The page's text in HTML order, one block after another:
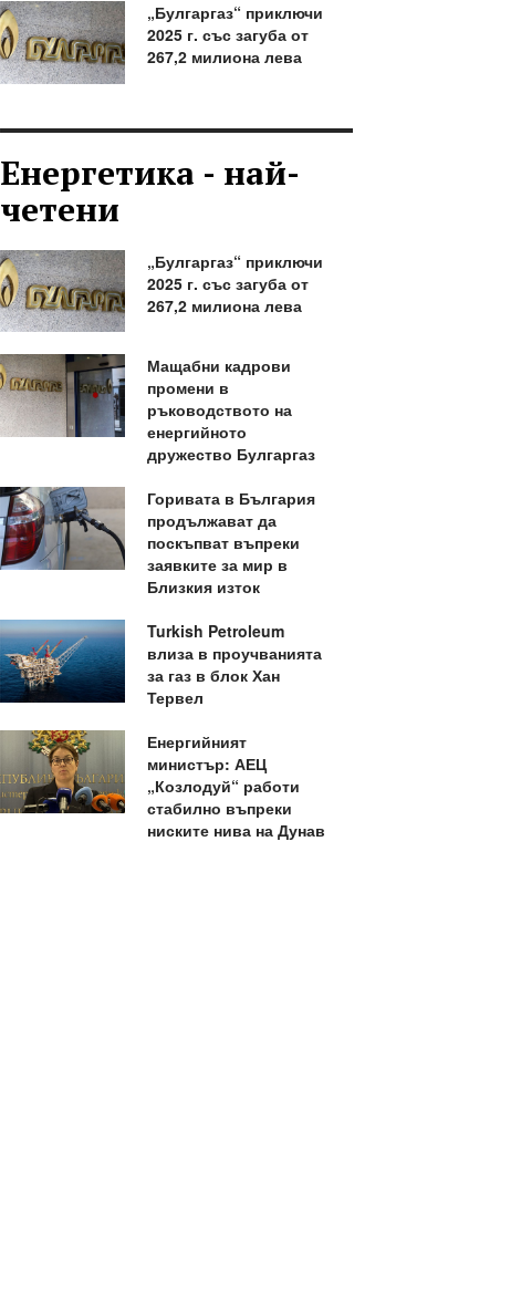
„Булгаргаз“ приключи
2025 г. със загуба от
267,2 милиона лева
Енергетика - най-
четени
„Булгаргаз“ приключи
2025 г. със загуба от
267,2 милиона лева
Мащабни кадрови
промени в
ръководството на
енергийното
дружество Булгаргаз
Горивата в България
продължават да
поскъпват въпреки
заявките за мир в
Близкия изток
Turkish Petroleum
влиза в проучванията
за газ в блок Хан
Тервел
Енергийният
министър: АЕЦ
„Козлодуй“ работи
стабилно въпреки
ниските нива на Дунав